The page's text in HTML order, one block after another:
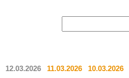
12.03.2026 11.03.2026 10.03.2026